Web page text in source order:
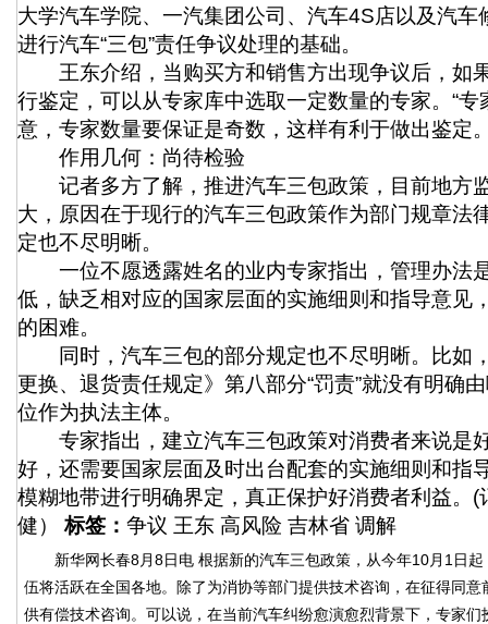
大学汽车学院、一汽集团公司、汽车4S店以及汽车
进行汽车“三包”责任争议处理的基础。
王东介绍，当购买方和销售方出现争议后，如
行鉴定，可以从专家库中选取一定数量的专家。“
意，专家数量要保证是奇数，这样有利于做出鉴定
作用几何：尚待检验
记者多方了解，推进汽车三包政策，目前地方
大，原因在于现行的汽车三包政策作为部门规章法
定也不尽明晰。
一位不愿透露姓名的业内专家指出，管理办法
低，缺乏相对应的国家层面的实施细则和指导意见
的困难。
同时，汽车三包的部分规定也不尽明晰。比如
更换、退货责任规定》第八部分“罚责”就没有明确
位作为执法主体。
专家指出，建立汽车三包政策对消费者来说是
好，还需要国家层面及时出台配套的实施细则和指
模糊地带进行明确界定，真正保护好消费者利益。(
健）标签： 争议 王东 高风险 吉林省 调解
新华网长春8月8日电 根据新的汽车三包政策，从今年10月1日起
伍将活跃在全国各地。除了为消协等部门提供技术咨询，在征得同
供有偿技术咨询。可以说，在当前汽车纠纷愈演愈烈背景下，专家